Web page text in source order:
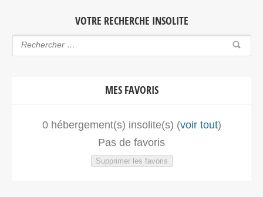
ROUTE DE NARBONNE
Bizanet Occitanie>Aude 11200
4808.2 km
Chambre Bulle Carcassonne –
VOTRE RECHERCHE INSOLITE
MES FAVORIS
0hébergement(s) insolite(s) (voir tout)
Pas de favoris
Supprimer les favoris